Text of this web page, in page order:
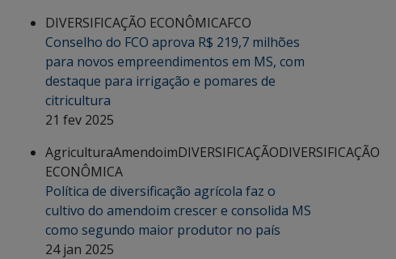
DIVERSIFICAÇÃO ECONÔMICAFCO
Conselho do FCO aprova R$ 219,7 milhões
para novos empreendimentos em MS, com
destaque para irrigação e pomares de
citricultura
21 fev 2025
AgriculturaAmendoimDIVERSIFICAÇÃODIVERSIFICAÇÃO
ECONÔMICA
Política de diversificação agrícola faz o
cultivo do amendoim crescer e consolida MS
como segundo maior produtor no país
24 jan 2025